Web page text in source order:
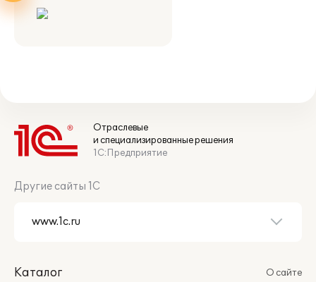
Отраслевые
и специализированные решения
1С:Предприятие
Другие сайты 1С
Каталог
О сайте